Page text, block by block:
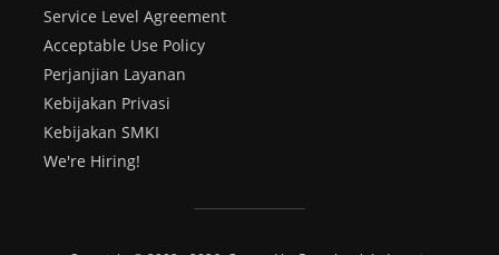
Service Level Agreement
Acceptable Use Policy
Perjanjian Layanan
Kebijakan Privasi
Kebijakan SMKI
We're Hiring!